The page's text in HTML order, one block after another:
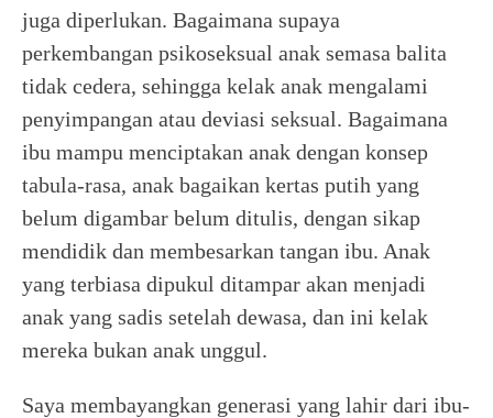
juga diperlukan. Bagaimana supaya
perkembangan psikoseksual anak semasa balita
tidak cedera, sehingga kelak anak mengalami
penyimpangan atau deviasi seksual. Bagaimana
ibu mampu menciptakan anak dengan konsep
tabula-rasa, anak bagaikan kertas putih yang
belum digambar belum ditulis, dengan sikap
mendidik dan membesarkan tangan ibu. Anak
yang terbiasa dipukul ditampar akan menjadi
anak yang sadis setelah dewasa, dan ini kelak
mereka bukan anak unggul.
Saya membayangkan generasi yang lahir dari ibu-